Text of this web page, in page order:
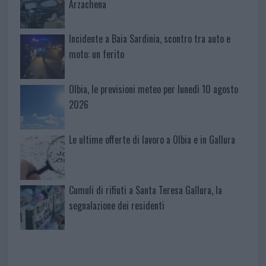
Arzachena
Incidente a Baia Sardinia, scontro tra auto e
moto: un ferito
Olbia, le previsioni meteo per lunedì 10 agosto
2026
Le ultime offerte di lavoro a Olbia e in Gallura
Cumuli di rifiuti a Santa Teresa Gallura, la
segnalazione dei residenti